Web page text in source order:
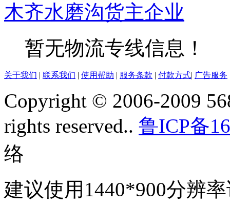
木齐水磨沟货主企业
暂无物流专线信息！
关于我们 | 联系我们 | 使用帮助 | 服务条款 | 付款方式| 广告服务
Copyright © 2006-2009
rights reserved.. 鲁ICP备
络
建议使用1440*900分辨